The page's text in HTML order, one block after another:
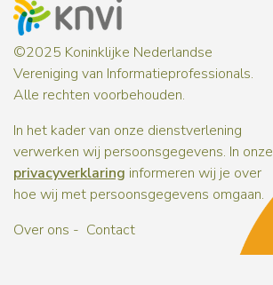
©2025 Koninklijke Nederlandse
Vereniging van Informatieprofessionals.
Alle rechten voorbehouden.
In het kader van onze dienstverlening
verwerken wij persoonsgegevens. In onze
privacyverklaring informeren wij je over
hoe wij met persoonsgegevens omgaan.
Over ons
Contact